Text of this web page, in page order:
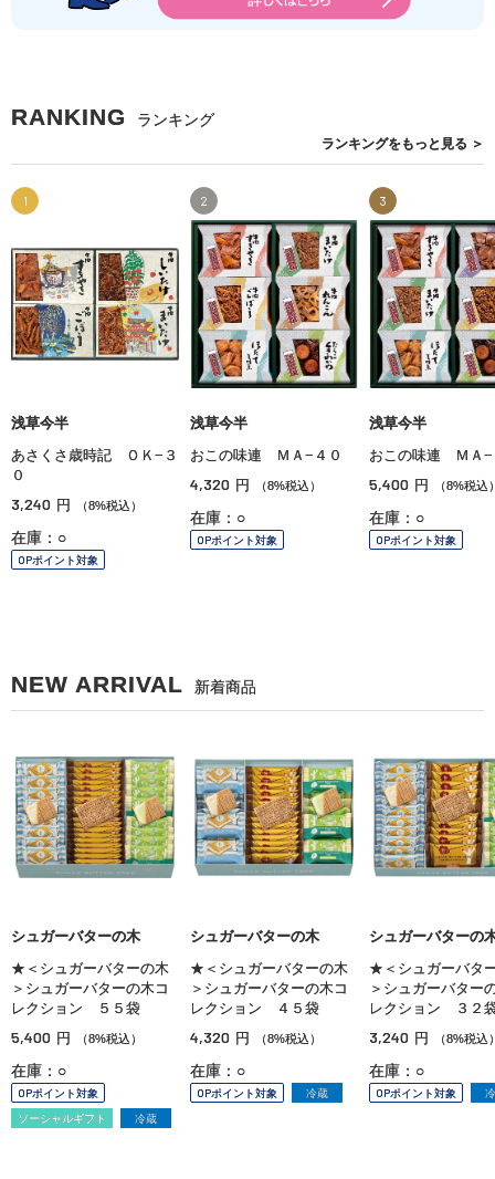
RANKING ランキング
ランキングをもっと見る ＞
1
浅草今半
あさくさ歳時記 ＯＫ−３
０
3,240 円 （8%税込）
在庫：○
OPポイント対象
2
浅草今半
おこの味連 ＭＡ−４０
4,320 円 （8%税込）
在庫：○
OPポイント対象
3
浅草今半
おこの味連 ＭＡ−
5,400 円 （8%税込
在庫：○
OPポイント対象
NEW ARRIVAL 新着商品
シュガーバターの木
★＜シュガーバターの木
＞シュガーバターの木コ
レクション ５５袋
5,400 円 （8%税込）
在庫：○
OPポイント対象
ソーシャルギフト
冷蔵
シュガーバターの木
★＜シュガーバターの木
＞シュガーバターの木コ
レクション ４５袋
4,320 円 （8%税込）
在庫：○
OPポイント対象 冷蔵
シュガーバターの
★＜シュガーバタ
＞シュガーバター
レクション ３２
3,240 円 （8%税込
在庫：○
OPポイント対象